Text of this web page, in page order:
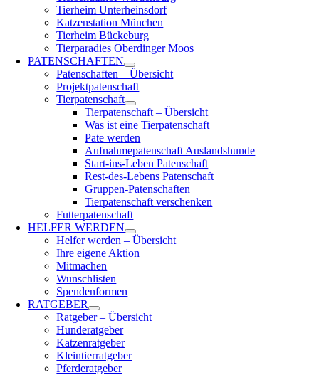
Tierheim Unterheinsdorf
Katzenstation München
Tierheim Bückeburg
Tierparadies Oberdinger Moos
PATENSCHAFTEN
Patenschaften – Übersicht
Projektpatenschaft
Tierpatenschaft
Tierpatenschaft – Übersicht
Was ist eine Tierpatenschaft
Pate werden
Aufnahmepatenschaft Auslandshunde
Start-ins-Leben Patenschaft
Rest-des-Lebens Patenschaft
Gruppen-Patenschaften
Tierpatenschaft verschenken
Futterpatenschaft
HELFER WERDEN
Helfer werden – Übersicht
Ihre eigene Aktion
Mitmachen
Wunschlisten
Spendenformen
RATGEBER
Ratgeber – Übersicht
Hunderatgeber
Katzenratgeber
Kleintierratgeber
Pferderatgeber